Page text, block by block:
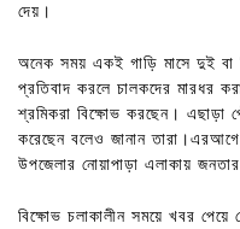
দেয়।
অনেক সময় একই গাড়ি মাসে দুই বা
প্রতিবাদ করলে চালকদের মারধর
শ্রমিকরা বিক্ষোভ করছেন। এছাড়া
করেছেন বলেও জানান
উপজেলার নোয়াপাড়া এলাকায় জনতার
বিক্ষোভ চলাকালীন সময়ে খবর